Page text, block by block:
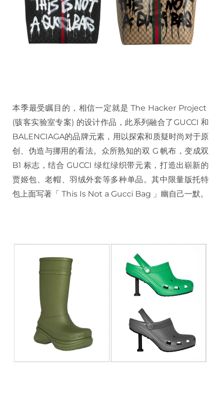
本季最受瞩目的，相信一定就是 The Hacker Project
(骇客实验室专案) 的设计作品，此系列融合了GUCCI 和
BALENCIAGA的品牌元素，用以探索和质疑时尚对于原
创、伪造与挪用的看法。众所熟知的双 G 帆布，变成双
B1 标志，结合 GUCCI 绿红绿织带元素，打造出崭新的
贾姬包、老帽、羽绒外套等多种单品。其中限量版托特
包上面写著「 This Is Not a Gucci Bag 」幽自己一默。